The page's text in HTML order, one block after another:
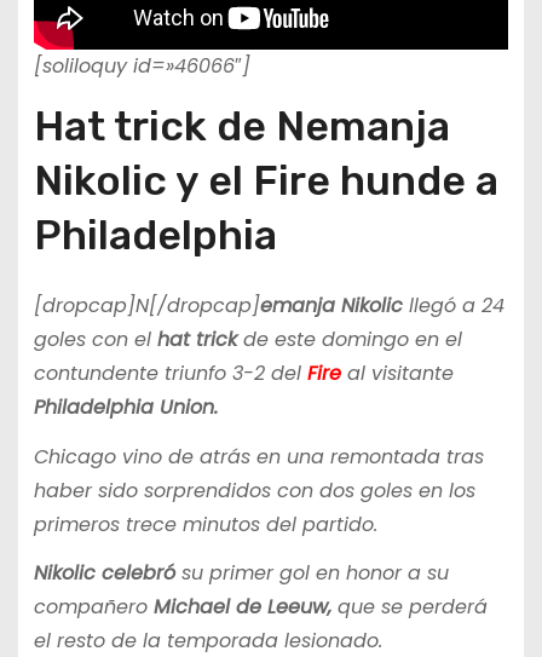
[soliloquy id=»46066″]
Hat trick de Nemanja
Nikolic y el Fire hunde a
Philadelphia
[dropcap]N[/dropcap]emanja Nikolicllegó a 24
goles con el hat trickde este domingo en el
contundente triunfo 3-2 del Fireal visitante
Philadelphia Union.
Chicago vino de atrás en una remontada tras
haber sido sorprendidos con dos goles en los
primeros trece minutos del partido.
Nikolic celebrósu primer gol en honor a su
compañero Michael de Leeuw,que se perderá
el resto de la temporada lesionado.